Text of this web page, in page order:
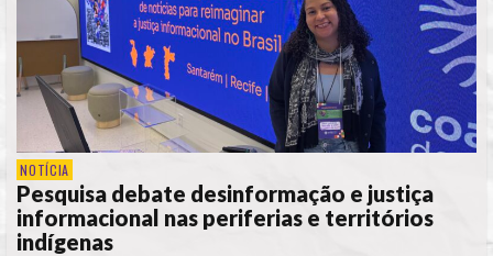
NOTÍCIA
Pesquisa debate desinformação e justiça
informacional nas periferias e territórios
indígenas